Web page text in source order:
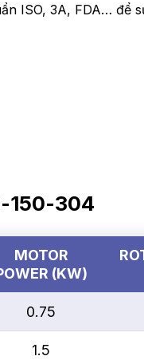
ISO, 3A, FDA… để
150-304
MOTOR
(KW)
0.75
1.5